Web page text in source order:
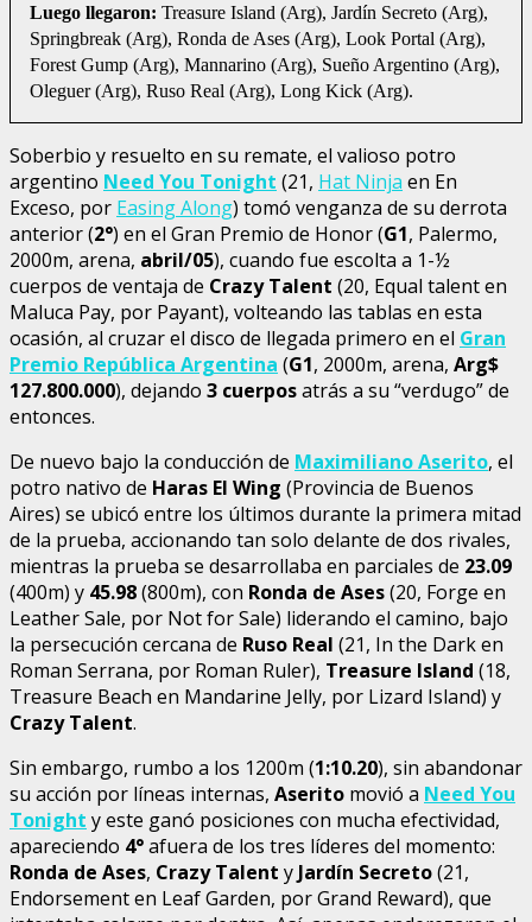
Luego llegaron: Treasure Island (Arg), Jardín Secreto (Arg),
Springbreak (Arg), Ronda de Ases (Arg), Look Portal (Arg),
Forest Gump (Arg), Mannarino (Arg), Sueño Argentino (Arg),
Oleguer (Arg), Ruso Real (Arg), Long Kick (Arg).
Soberbio y resuelto en su remate, el valioso potro
argentino Need You Tonight (21, Hat Ninja en En
Exceso, por Easing Along) tomó venganza de su derrota
anterior (2°) en el Gran Premio de Honor (G1, Palermo,
2000m, arena, abril/05), cuando fue escolta a 1-½
cuerpos de ventaja de Crazy Talent (20, Equal talent en
Maluca Pay, por Payant), volteando las tablas en esta
ocasión, al cruzar el disco de llegada primero en el Gran
Premio República Argentina (G1, 2000m, arena, Arg$
127.800.000), dejando 3 cuerposatrás a su “verdugo” de
entonces.
De nuevo bajo la conducción de Maximiliano Aserito, el
potro nativo de Haras El Wing (Provincia de Buenos
Aires) se ubicó entre los últimos durante la primera mitad
de la prueba, accionando tan solo delante de dos rivales,
mientras la prueba se desarrollaba en parciales de 23.09
(400m) y 45.98(800m), con Ronda de Ases(20, Forge en
Leather Sale, por Not for Sale) liderando el camino, bajo
la persecución cercana de Ruso Real (21, In the Dark en
Roman Serrana, por Roman Ruler), Treasure Island (18,
Treasure Beach en Mandarine Jelly, por Lizard Island) y
Crazy Talent.
Sin embargo, rumbo a los 1200m (1:10.20), sin abandonar
su acción por líneas internas, Aserito movió a Need You
Tonight y este ganó posiciones con mucha efectividad,
apareciendo 4°afuera de los tres líderes del momento:
Ronda de Ases, Crazy Talent y Jardín Secreto(21,
Endorsement en Leaf Garden, por Grand Reward), que